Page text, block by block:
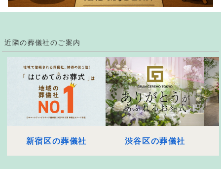
近隣の葬儀社のご案内
新宿区の葬儀社 渋谷区の葬儀社